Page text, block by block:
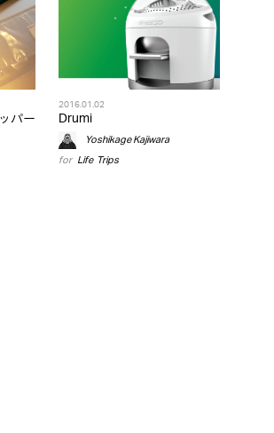
パー
2016.01.02
Drumi
Yoshikage Kajiwara
for Life, Trips